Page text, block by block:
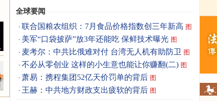
全球要闻
联合国粮农组织：7月食品价格指数创三年新高 图
美军“口袋披萨”放3年还能吃 保鲜技术曝光 图
麦考尔：中共比俄难对付 台湾无人机有助防卫 图
不必从零创业 这样的小生意也能让你赚翻(二) 图
萧易：携程集团52亿天价罚单的背后 图
王赫：中共地方财政支出疲软的背后 图